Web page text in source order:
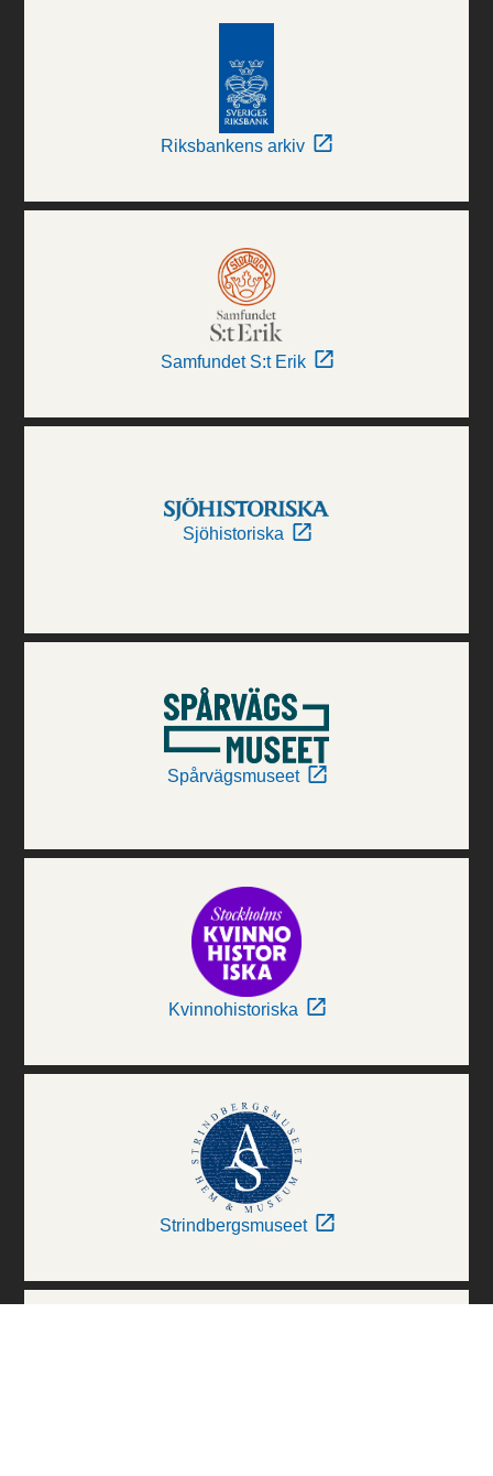
Riksbankens arkiv
Samfundet S:t Erik
Sjöhistoriska
Spårvägsmuseet
Kvinnohistoriska
Strindbergsmuseet